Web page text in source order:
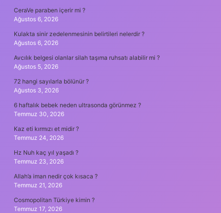
CeraVe paraben içerir mi ?
Ağustos 6, 2026
Kulakta sinir zedelenmesinin belirtileri nelerdir ?
Ağustos 6, 2026
Avcılık belgesi olanlar silah taşıma ruhsatı alabilir mi ?
Ağustos 5, 2026
72 hangi sayılarla bölünür ?
Ağustos 3, 2026
6 haftalık bebek neden ultrasonda görünmez ?
Temmuz 30, 2026
Kaz eti kırmızı et midir ?
Temmuz 24, 2026
Hz Nuh kaç yıl yaşadı ?
Temmuz 23, 2026
Allah’a iman nedir çok kısaca ?
Temmuz 21, 2026
Cosmopolitan Türkiye kimin ?
Temmuz 17, 2026